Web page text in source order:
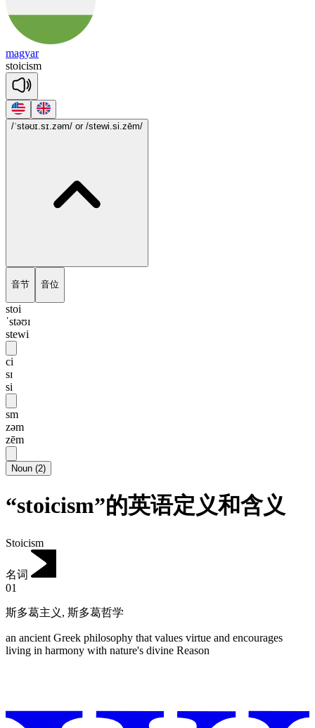
magyar
stoicism
/ˈstəʊɪ.sɪ.zəm/ or /stewi.si.zēm/
音节 音位
stoi
ˈstəʊɪ
stewi
ci
sɪ
si
sm
zəm
zēm
Noun (2)
“stoicism”的英语定义和含义
Stoicism
名词
01
斯多葛主义 , 斯多葛哲学
an ancient Greek philosophy that values virtue and encourages
living in harmony with nature's divine Reason